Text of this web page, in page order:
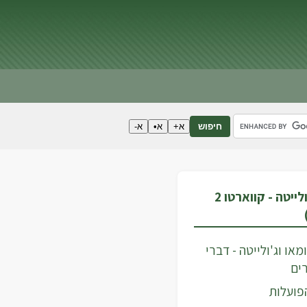
חיפוש א+ א• א-
רומאו וג'ולייטה - קווארטו 2
וג'ולייטה - דברי